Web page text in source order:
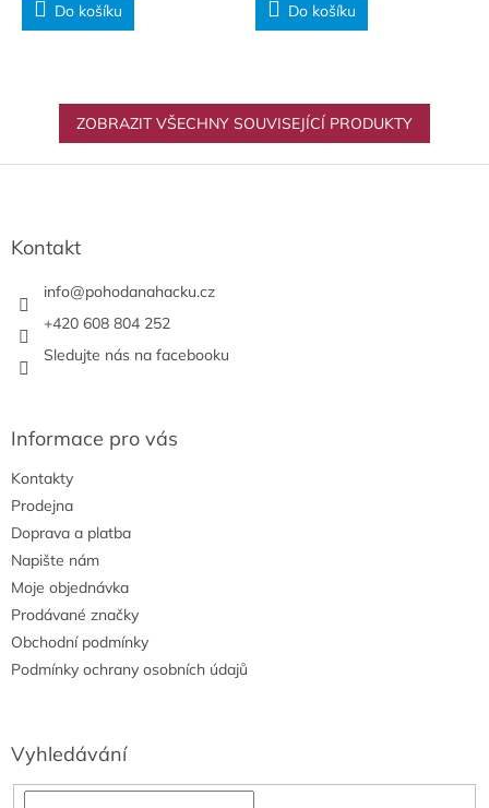
Do košíku Do košíku
ZOBRAZIT VŠECHNY SOUVISEJÍCÍ PRODUKTY
Kontakt
info@pohodanahacku.cz
+420 608 804 252
Sledujte nás na facebooku
Informace pro vás
Kontakty
Prodejna
Doprava a platba
Napište nám
Moje objednávka
Prodávané značky
Obchodní podmínky
Podmínky ochrany osobních údajů
Vyhledávání